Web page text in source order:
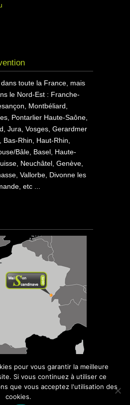
toute la France, mais
le Nord-Est : Franche-
Montbéliard,
Pontarlier Haute-Saône,
Jura, Vosges, Gerardmer
Rhin, Haut-Rhin,
Bâle, Basel, Haute-
Neuchâtel, Genève,
Vallorbe, Divonne les
etc ...
pour vous garantir la meilleure
Si vous continuez à utiliser ce
que vous acceptez l'utilisation des
cookies.